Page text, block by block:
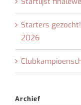
Starters
2026
Archief